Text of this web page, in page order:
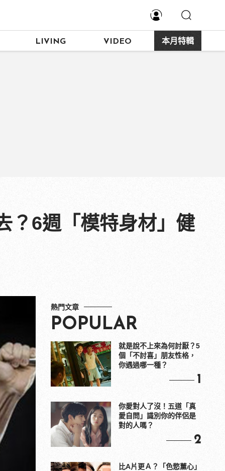
LIVING VIDEO 本月特輯
？6週「模特身材」健
熱門文章
POPULAR
就是說不上來為何討厭？5
個「不討喜」朋友性格，
你遇過哪一種？
1
你愛對人了沒！五道「真
愛自問」識別你的伴侶是
對的人嗎？
2
比A片更Ａ？「色慾薰心」